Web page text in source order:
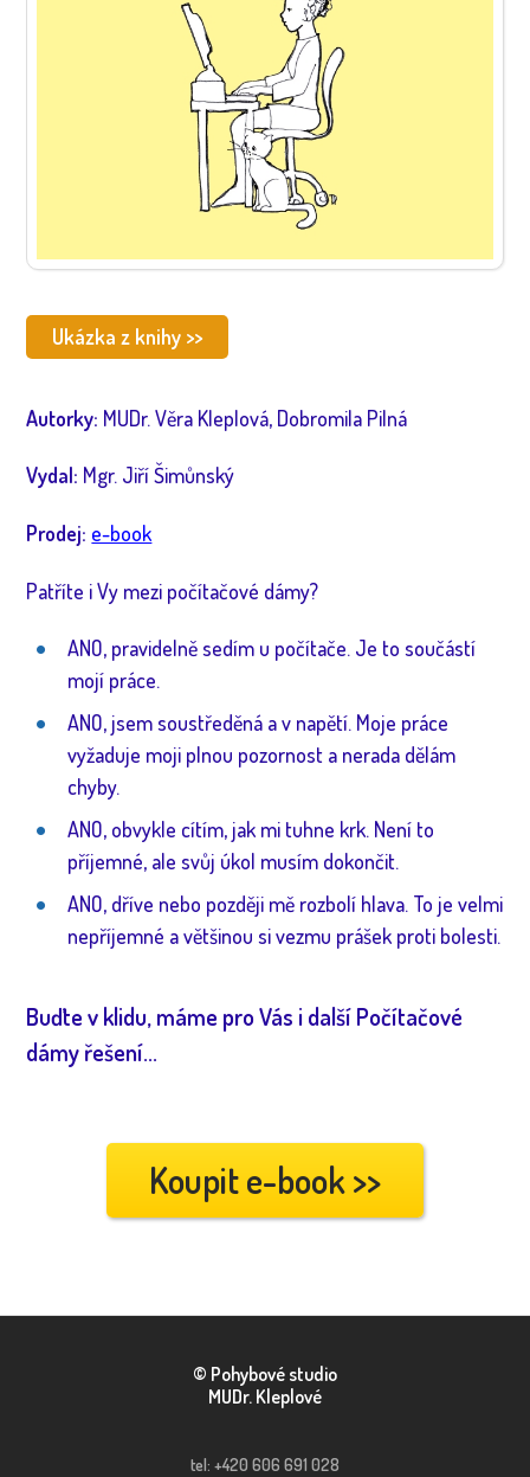
Ukázka z knihy >>
Autorky: MUDr. Věra Kleplová, Dobromila Pilná
Vydal: Mgr. Jiří Šimůnský
Prodej: e-book
Patříte i Vy mezi počítačové dámy?
ANO, pravidelně sedím u počítače. Je to součástí
mojí práce.
ANO, jsem soustředěná a v napětí. Moje práce
vyžaduje moji plnou pozornost a nerada dělám
chyby.
ANO, obvykle cítím, jak mi tuhne krk. Není to
příjemné, ale svůj úkol musím dokončit.
ANO, dříve nebo později mě rozbolí hlava. To je velmi
nepříjemné a většinou si vezmu prášek proti bolesti.
Buďte v klidu, máme pro Vás i další Počítačové
dámy řešení...
Koupit e-book >>
© Pohybové studio
MUDr. Kleplové
tel: +420 606 691 028